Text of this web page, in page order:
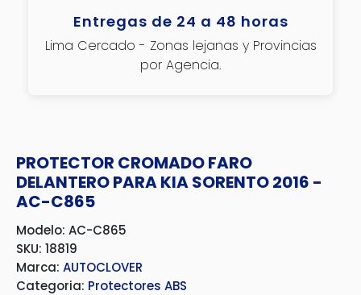
Entregas de 24 a 48 horas
Lima Cercado - Zonas lejanas y Provincias
por Agencia.
PROTECTOR CROMADO FARO
DELANTERO PARA KIA SORENTO 2016 -
AC-C865
Modelo: AC-C865
SKU: 18819
Marca: AUTOCLOVER
Categoria: Protectores ABS